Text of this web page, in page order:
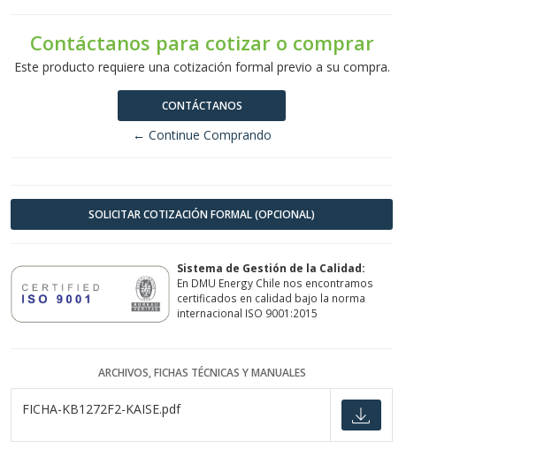
Contáctanos para cotizar o comprar
Este producto requiere una cotización formal previo a su compra.
CONTÁCTANOS
← Continue Comprando
SOLICITAR COTIZACIÓN FORMAL (OPCIONAL)
Sistema de Gestión de la Calidad:
En DMU Energy Chile nos encontramos
certificados en calidad bajo la norma
internacional ISO 9001:2015
ARCHIVOS, FICHAS TÉCNICAS Y MANUALES
FICHA-KB1272F2-KAISE.pdf